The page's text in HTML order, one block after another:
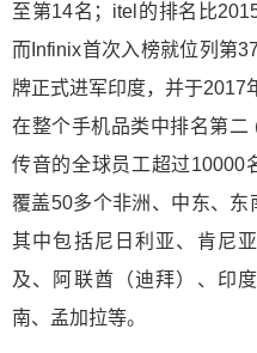
至第14名；itel的排名比
而Infinix首次入榜就位列第
牌正式进军印度，并于2017
在整个手机品类中排名第二
传音的全球员工超过10000
覆盖50多个非洲、中东、东
其中包括尼日利亚、肯尼
及、阿联酋（迪拜）、印
南、孟加拉等。